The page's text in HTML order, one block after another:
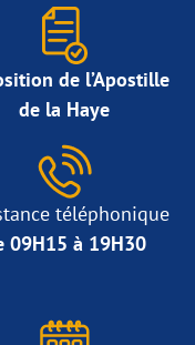
de l’Apostille
de la Haye
téléphonique
09H15 à 19H30